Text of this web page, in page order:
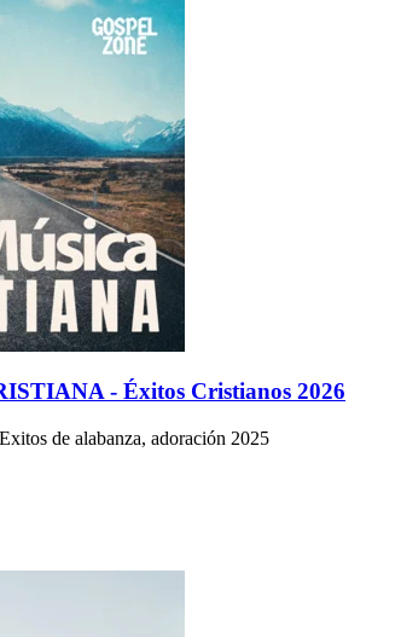
- Éxitos Cristianos 2026
de alabanza, adoración 2025